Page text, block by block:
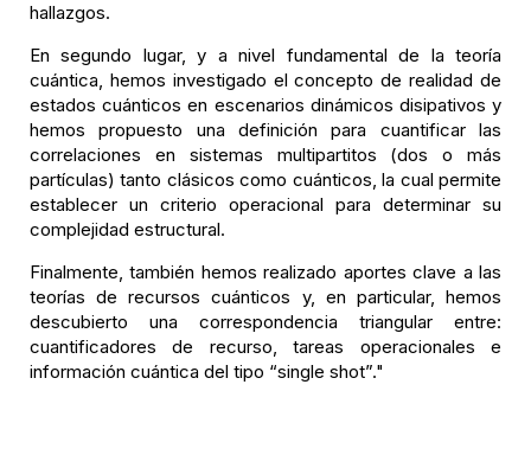
hallazgos.
En segundo lugar, y a nivel fundamental de la teoría
cuántica, hemos investigado el concepto de realidad de
estados cuánticos en escenarios dinámicos disipativos y
hemos propuesto una definición para cuantificar las
correlaciones en sistemas multipartitos (dos o más
partículas) tanto clásicos como cuánticos, la cual permite
establecer un criterio operacional para determinar su
complejidad estructural.
Finalmente, también hemos realizado aportes clave a las
teorías de recursos cuánticos y, en particular, hemos
descubierto una correspondencia triangular entre:
cuantificadores de recurso, tareas operacionales e
información cuántica del tipo “single shot”."